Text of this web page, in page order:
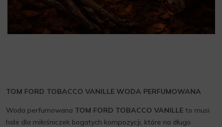
TOM FORD TOBACCO VANILLE WODA PERFUMOWANA
Woda perfumowana TOM FORD TOBACCO VANILLE to musi
hale dla miłośniczek bogatych kompozycji, które na długo